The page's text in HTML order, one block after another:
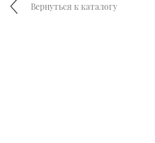
Вернуться к каталогу